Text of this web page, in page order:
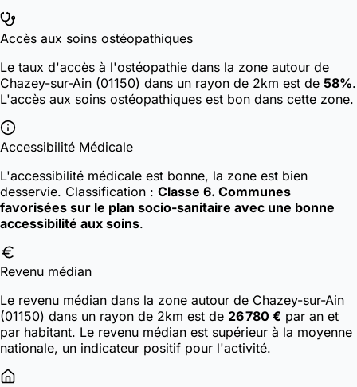
Accès aux soins ostéopathiques
Le taux d'accès à l'ostéopathie dans la zone autour de
Chazey-sur-Ain (01150) dans un rayon de 2km est de 58%.
L'accès aux soins ostéopathiques est bon dans cette zone.
Accessibilité Médicale
L'accessibilité médicale est bonne, la zone est bien
desservie. Classification : Classe 6. Communes
favorisées sur le plan socio-sanitaire avec une bonne
accessibilité aux soins.
Revenu médian
Le revenu médian dans la zone autour de Chazey-sur-Ain
(01150) dans un rayon de 2km est de 26 780 € par an et
par habitant. Le revenu médian est supérieur à la moyenne
nationale, un indicateur positif pour l'activité.